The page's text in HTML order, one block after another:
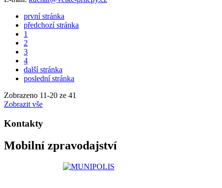
první stránka
předchozí stránka
1
2
3
4
další stránka
poslední stránka
Zobrazeno 11-20 ze 41
Zobrazit vše
Kontakty
Mobilní zpravodajství